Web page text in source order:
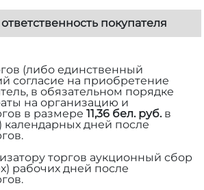
покупателя
(либо единственный
согласие на приобретение
в обязательном порядке
на организацию и
в размере 11,36 бел. руб.в
календарных дней после
торгов аукционный сбор
рабочих дней после